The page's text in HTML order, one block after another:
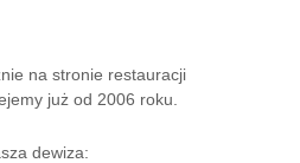
na stronie restauracji
już od 2006 roku.
dewiza: